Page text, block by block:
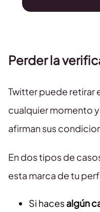
Perder la
Twitter puede retirar
cualquier momento
afirman sus
En dos tipos de
esta marca de tu
Si hacesalgún